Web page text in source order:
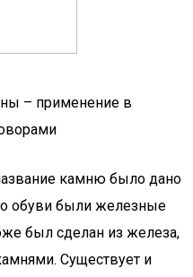
– применение в
камню было дано
обуви были железные
был сделан из железа,
Существует и